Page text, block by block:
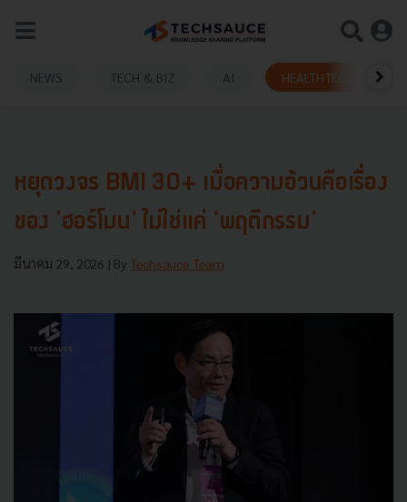
NEWS TECH & BIZ AI HEALTHTECH
หยุดวงจร BMI 30+ เมื่อความอ้วนคือเรื่อง
ของ 'ฮอร์โมน' ไม่ใช่แค่ 'พฤติกรรม'
มีนาคม 29, 2026 | By Techsauce Team